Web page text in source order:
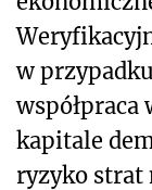
w
współpraca
kapitale
ryzyko strat